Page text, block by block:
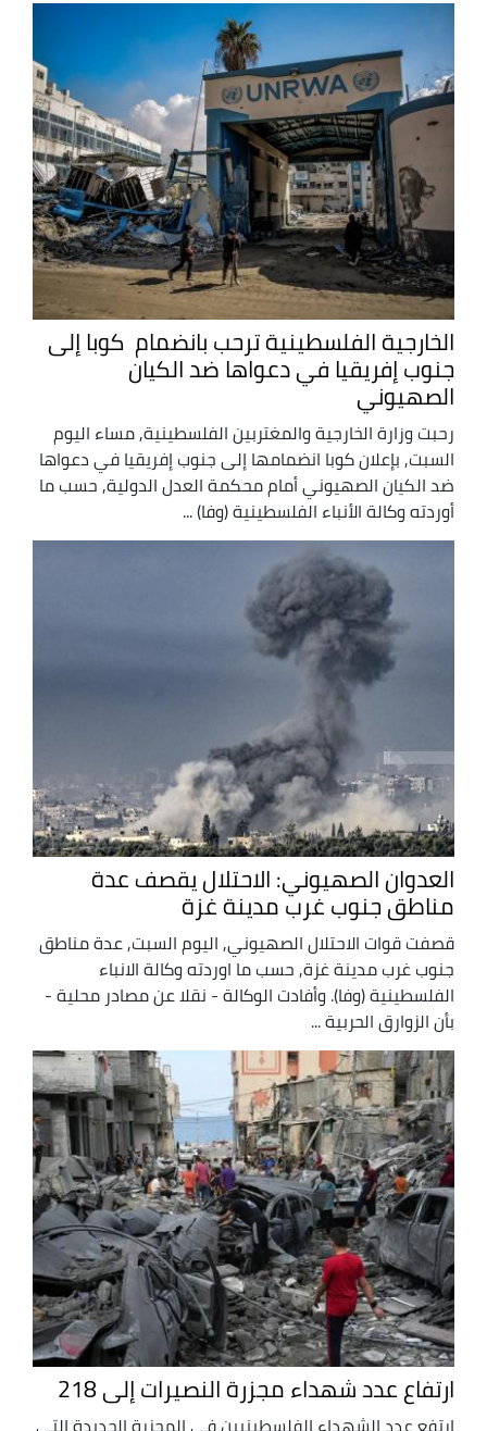
الخارجية الفلسطينية ترحب بانضمام كوبا إلى
جنوب إفريقيا في دعواها ضد الكيان
الصهيوني
رحبت وزارة الخارجية والمغتربين الفلسطينية, مساء اليوم
السبت, بإعلان كوبا انضمامها إلى جنوب إفريقيا في دعواها
ضد الكيان الصهيوني أمام محكمة العدل الدولية, حسب ما
أوردته وكالة الأنباء الفلسطينية (وفا) ...
العدوان الصهيوني: الاحتلال يقصف عدة
مناطق جنوب غرب مدينة غزة
قصفت قوات الاحتلال الصهيوني, اليوم السبت, عدة مناطق
جنوب غرب مدينة غزة, حسب ما اوردته وكالة الانباء
الفلسطينية (وفا). وأفادت الوكالة - نقلا عن مصادر محلية -
بأن الزوارق الحربية ...
ارتفاع عدد شهداء مجزرة النصيرات إلى 218